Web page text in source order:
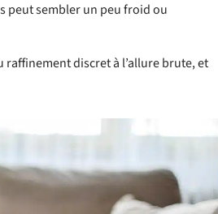
peut sembler un peu froid ou
discret à l’allure brute, et